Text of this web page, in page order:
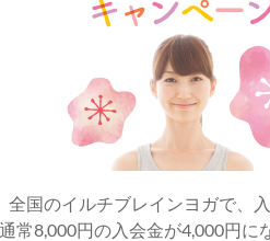
全国のイルチブレインヨガで、
常8,000円の入会金が4,000円